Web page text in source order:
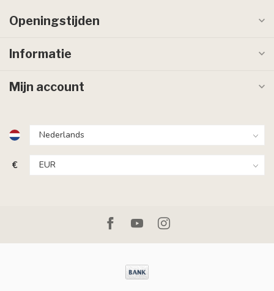
Openingstijden
Informatie
Mijn account
€